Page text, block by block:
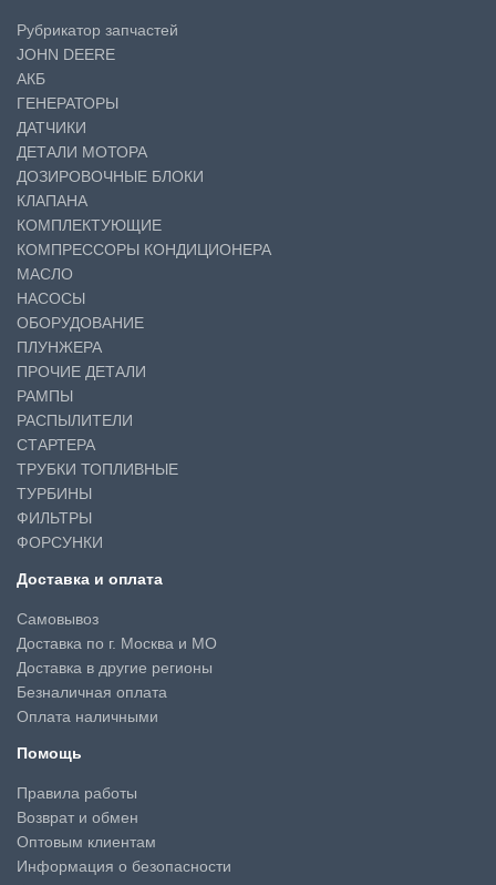
Рубрикатор запчастей
JOHN DEERE
АКБ
ГЕНЕРАТОРЫ
ДАТЧИКИ
ДЕТАЛИ МОТОРА
ДОЗИРОВОЧНЫЕ БЛОКИ
КЛАПАНА
КОМПЛЕКТУЮЩИЕ
КОМПРЕССОРЫ КОНДИЦИОНЕРА
МАСЛО
НАСОСЫ
ОБОРУДОВАНИЕ
ПЛУНЖЕРА
ПРОЧИЕ ДЕТАЛИ
РАМПЫ
РАСПЫЛИТЕЛИ
СТАРТЕРА
ТРУБКИ ТОПЛИВНЫЕ
ТУРБИНЫ
ФИЛЬТРЫ
ФОРСУНКИ
Доставка и оплата
Самовывоз
Доставка по г. Москва и МО
Доставка в другие регионы
Безналичная оплата
Оплата наличными
Помощь
Правила работы
Возврат и обмен
Оптовым клиентам
Информация о безопасности